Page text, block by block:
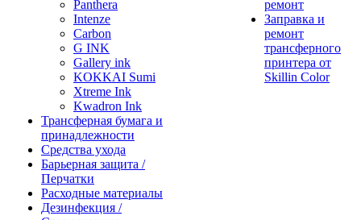
Panthera
Intenze
Carbon
G INK
Gallery ink
KOKKAI Sumi
Xtreme Ink
Kwadron Ink
Трансферная бумага и
принадлежности
Средства ухода
Барьерная защита /
Перчатки
Расходные материалы
Дезинфекция /
ремонт
Заправка и
ремонт
трансферного
принтера от
Skillin Color